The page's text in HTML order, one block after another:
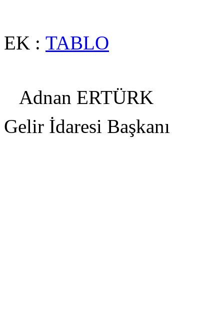
EK : TABLO
Adnan ERTÜRK
Gelir İdaresi Başkanı